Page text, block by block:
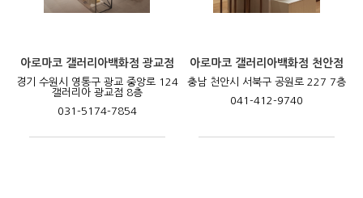
아로마코 갤러리아백화점 광교점
경기 수원시 영통구 광교 중앙로 124
갤러리아 광교점 8층
031-5174-7854
아로마코 갤러리아백화점 천안점
충남 천안시 서북구 공원로 227 7층
041-412-9740